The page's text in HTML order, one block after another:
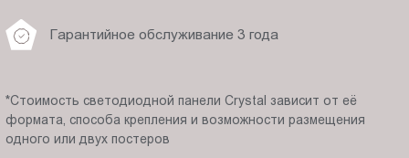
Гарантийное обслуживание 3 года
*Стоимость светодиодной панели Crystal зависит от её
формата, способа крепления и возможности размещения
одного или двух постеров